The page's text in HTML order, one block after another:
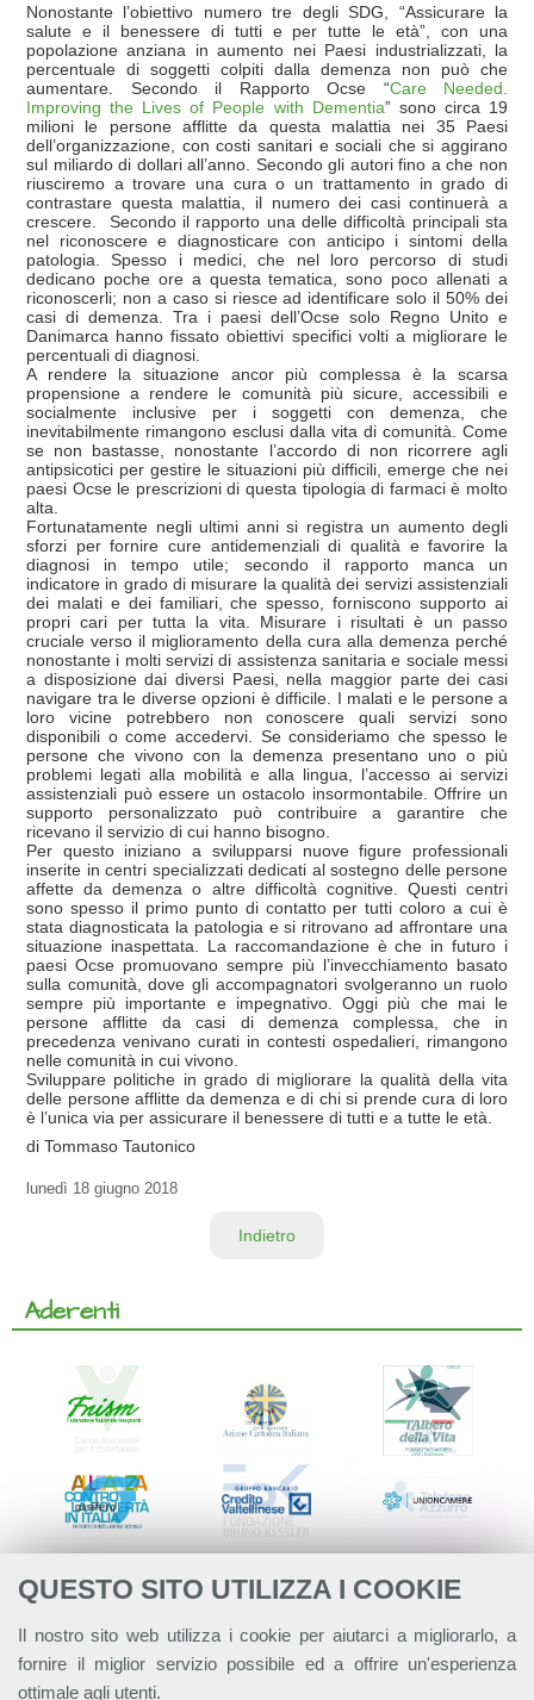
QUESTO SITO UTILIZZA I COOKIE
Il nostro sito web utilizza i cookie per aiutarci a migliorarlo, a
fornire il miglior servizio possibile ed a offrire un'esperienza
ottimale agli utenti.
Nonostante l’obiettivo numero tre degli SDG, “Assicurare la
salute e il benessere di tutti e per tutte le età”, con una
popolazione anziana in aumento nei Paesi industrializzati, la
percentuale di soggetti colpiti dalla demenza non può che
aumentare. Secondo il Rapporto Ocse “Care Needed.
Improving the Lives of People with Dementia” sono circa 19
milioni le persone afflitte da questa malattia nei 35 Paesi
dell’organizzazione, con costi sanitari e sociali che si aggirano
sul miliardo di dollari all’anno. Secondo gli autori fino a che non
riusciremo a trovare una cura o un trattamento in grado di
contrastare questa malattia, il numero dei casi continuerà a
crescere. Secondo il rapporto una delle difficoltà principali sta
nel riconoscere e diagnosticare con anticipo i sintomi della
patologia. Spesso i medici, che nel loro percorso di studi
dedicano poche ore a questa tematica, sono poco allenati a
riconoscerli; non a caso si riesce ad identificare solo il 50% dei
casi di demenza. Tra i paesi dell’Ocse solo Regno Unito e
Danimarca hanno fissato obiettivi specifici volti a migliorare le
percentuali di diagnosi.
A rendere la situazione ancor più complessa è la scarsa
propensione a rendere le comunità più sicure, accessibili e
socialmente inclusive per i soggetti con demenza, che
inevitabilmente rimangono esclusi dalla vita di comunità. Come
se non bastasse, nonostante l’accordo di non ricorrere agli
antipsicotici per gestire le situazioni più difficili, emerge che nei
paesi Ocse le prescrizioni di questa tipologia di farmaci è molto
alta.
Fortunatamente negli ultimi anni si registra un aumento degli
sforzi per fornire cure antidemenziali di qualità e favorire la
diagnosi in tempo utile; secondo il rapporto manca un
indicatore in grado di misurare la qualità dei servizi assistenziali
dei malati e dei familiari, che spesso, forniscono supporto ai
propri cari per tutta la vita. Misurare i risultati è un passo
cruciale verso il miglioramento della cura alla demenza perché
nonostante i molti servizi di assistenza sanitaria e sociale messi
a disposizione dai diversi Paesi, nella maggior parte dei casi
navigare tra le diverse opzioni è difficile. I malati e le persone a
loro vicine potrebbero non conoscere quali servizi sono
disponibili o come accedervi. Se consideriamo che spesso le
persone che vivono con la demenza presentano uno o più
problemi legati alla mobilità e alla lingua, l’accesso ai servizi
assistenziali può essere un ostacolo insormontabile. Offrire un
supporto personalizzato può contribuire a garantire che
ricevano il servizio di cui hanno bisogno.
Per questo iniziano a svilupparsi nuove figure professionali
inserite in centri specializzati dedicati al sostegno delle persone
affette da demenza o altre difficoltà cognitive. Questi centri
sono spesso il primo punto di contatto per tutti coloro a cui è
stata diagnosticata la patologia e si ritrovano ad affrontare una
situazione inaspettata. La raccomandazione è che in futuro i
paesi Ocse promuovano sempre più l’invecchiamento basato
sulla comunità, dove gli accompagnatori svolgeranno un ruolo
sempre più importante e impegnativo. Oggi più che mai le
persone afflitte da casi di demenza complessa, che in
precedenza venivano curati in contesti ospedalieri, rimangono
nelle comunità in cui vivono.
Sviluppare politiche in grado di migliorare la qualità della vita
delle persone afflitte da demenza e di chi si prende cura di loro
è l’unica via per assicurare il benessere di tutti e a tutte le età.
di Tommaso Tautonico
lunedì 18 giugno 2018
Indietro
Aderenti